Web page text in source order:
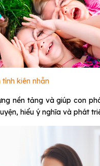
kiên nhẫn
nền tảng và giúp con
hiểu ý nghĩa và phát